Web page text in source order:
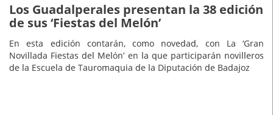
Los Guadalperales presentan la 38 edición
de sus ‘Fiestas del Melón’
En esta edición contarán, como novedad, con La ‘Gran
Novillada Fiestas del Melón’ en la que participarán novilleros
de la Escuela de Tauromaquia de la Diputación de Badajoz